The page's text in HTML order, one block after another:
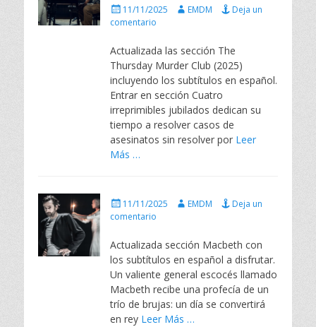
P
u
l
i
c
a
d
o
e
l
11/11/2025
A
o
r
EMDM
Deja un
comentario
Actualizada las sección The
Thursday Murder Club (2025)
incluyendo los subtítulos en español.
Entrar en sección Cuatro
irreprimibles jubilados dedican su
tiempo a resolver casos de
asesinatos sin resolver por Leer
Más …
P
u
l
i
c
a
d
o
e
11/11/2025
A
o
EMDM
Deja un
comentario
Actualizada sección Macbeth con
los subtítulos en español a disfrutar.
Un valiente general escocés llamado
Macbeth recibe una profecía de un
trío de brujas: un día se convertirá
en rey Leer Más …